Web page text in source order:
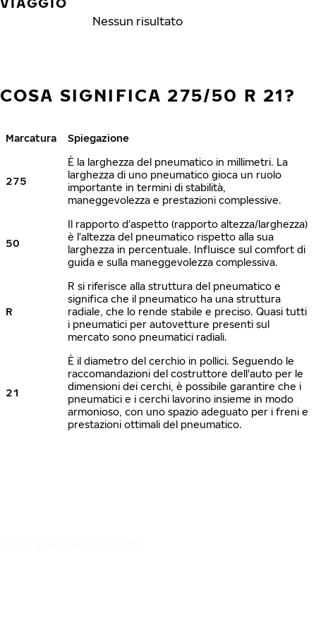
Nessun risultato
COSA SIGNIFICA 275/50 R 21?
Marcatura Spiegazione
275
È la larghezza del pneumatico in millimetri. La
larghezza di uno pneumatico gioca un ruolo
importante in termini di stabilità,
maneggevolezza e prestazioni complessive.
50
Il rapporto d'aspetto (rapporto altezza/larghezza)
è l'altezza del pneumatico rispetto alla sua
larghezza in percentuale. Influisce sul comfort di
guida e sulla maneggevolezza complessiva.
R
R si riferisce alla struttura del pneumatico e
significa che il pneumatico ha una struttura
radiale, che lo rende stabile e preciso. Quasi tutti
i pneumatici per autovetture presenti sul
mercato sono pneumatici radiali.
21
È il diametro del cerchio in pollici. Seguendo le
raccomandazioni del costruttore dell'auto per le
dimensioni dei cerchi, è possibile garantire che i
pneumatici e i cerchi lavorino insieme in modo
armonioso, con uno spazio adeguato per i freni e
prestazioni ottimali del pneumatico.